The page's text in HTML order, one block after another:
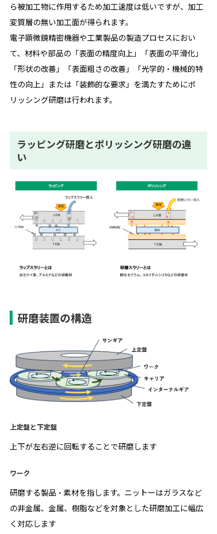
ら被加工物に作用するため加工速度は低いですが、加工
変質層の無い加工面が得られます。
電子顕微鏡精密機器や工業製品の製造プロセスにおい
て、材料や部品の「表面の精度向上」「表面の平滑化」
「形状の改善」「表面粗さの改善」「光学的・機械的特
性の向上」または「装飾的な要求」を満たすためにポ
リッシング研磨は行われます。
ラッピング研磨とポリッシング研磨の違
い
研磨装置の構造
上定盤と下定盤
上下が左右逆に回転することで研磨します
ワーク
研磨する製品・素材を指します。ニットーはガラスなど
の非金属、金属、樹脂などを対象とした研磨加工に幅広
く対応します